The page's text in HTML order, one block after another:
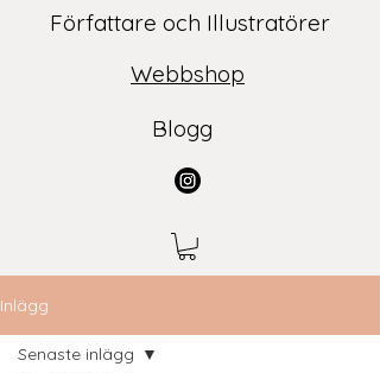
Webbshop
Författare och Illustratörer
Blogg
Inlägg
Senaste inlägg